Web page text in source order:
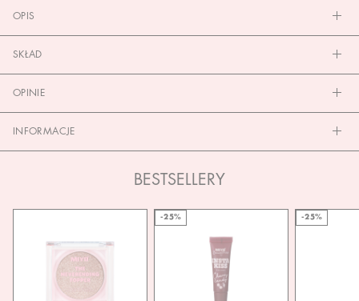
OPIS
SKŁAD
OPINIE
INFORMACJE
BESTSELLERY
-25% -25%